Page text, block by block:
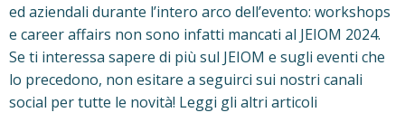
ed aziendali durante l’intero arco dell’evento: workshops
e career affairs non sono infatti mancati al JEIOM 2024.
Se ti interessa sapere di più sul JEIOM e sugli eventi che
lo precedono, non esitare a seguirci sui nostri canali
social per tutte le novità! Leggi gli altri articoli